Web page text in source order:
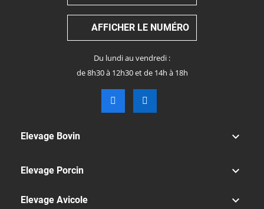
AFFICHER LE NUMÉRO
Du lundi au vendredi :
de 8h30 à 12h30 et de 14h à 18h
Elevage Bovin 
Elevage Porcin 
Elevage Avicole 